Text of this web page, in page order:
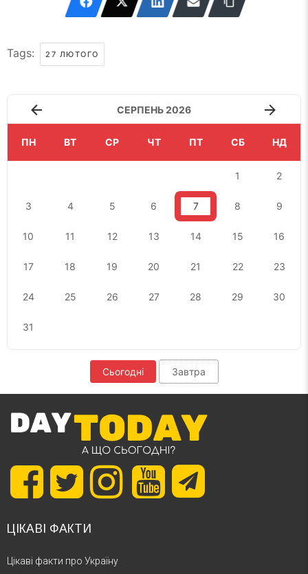
Tags: 27 ЛЮТОГО
СЕРПЕНЬ 2026
ПН ВТ СР ЧТ ПТ СБ НД
1 2
3 4 5 6 7 8 9
10 11 12 13 14 15 16
17 18 19 20 21 22 23
24 25 26 27 28 29 30
31
Сьогодні Завтра
ЦІКАВІ ФАКТИ
Цікаві факти про Україну